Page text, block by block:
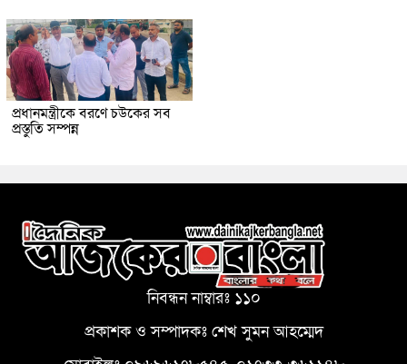
প্রধানমন্ত্রীকে বরণে চউকের সব
প্রস্তুতি সম্পন্ন
নিবন্ধন নাম্বারঃ ১১০
প্রকাশক ও সম্পাদকঃ শেখ সুমন আহম্মেদ